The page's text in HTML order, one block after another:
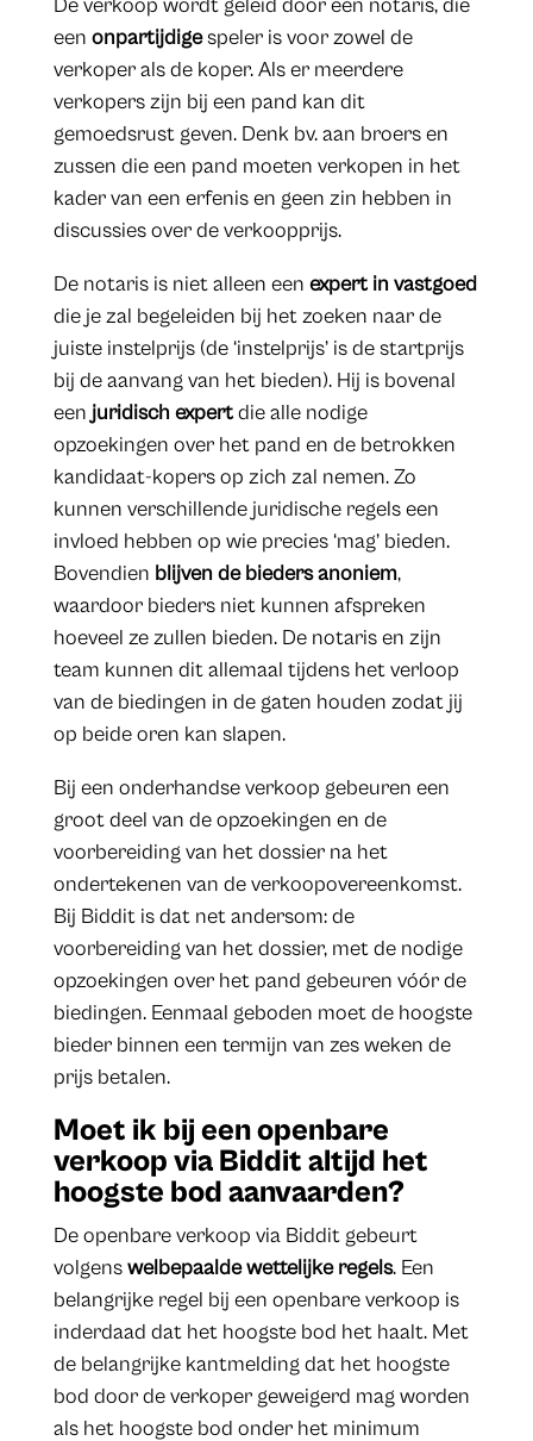
De verkoop wordt geleid door een notaris, die
een onpartijdigespeler is voor zowel de
verkoper als de koper. Als er meerdere
verkopers zijn bij een pand kan dit
gemoedsrust geven. Denk bv. aan broers en
zussen die een pand moeten verkopen in het
kader van een erfenis en geen zin hebben in
discussies over de verkoopprijs.
De notaris is niet alleen een expert in vastgoed
die je zal begeleiden bij het zoeken naar de
juiste instelprijs (de ‘instelprijs’ is de startprijs
bij de aanvang van het bieden). Hij is bovenal
eenjuridisch expertdie alle nodige
opzoekingen over het pand en de betrokken
kandidaat-kopers op zich zal nemen. Zo
kunnen verschillende juridische regels een
invloed hebben op wie precies ‘mag’ bieden.
Bovendien blijven de bieders anoniem,
waardoor bieders niet kunnen afspreken
hoeveel ze zullen bieden. De notaris en zijn
team kunnen dit allemaal tijdens het verloop
van de biedingen in de gaten houden zodat jij
op beide oren kan slapen.
Bij een onderhandse verkoop gebeuren een
groot deel van de opzoekingen en de
voorbereiding van het dossier na het
ondertekenen van de verkoopovereenkomst.
Bij Biddit is dat net andersom: de
voorbereiding van het dossier, met de nodige
opzoekingen over het pand gebeuren vóór de
biedingen. Eenmaal geboden moet de hoogste
bieder binnen een termijn van zes weken de
prijs betalen.
Moet ik bij een openbare
verkoop via Biddit altijd het
hoogste bod aanvaarden?
De openbare verkoop via Biddit gebeurt
volgenswelbepaalde wettelijke regels. Een
belangrijke regel bij een openbare verkoop is
inderdaad dat het hoogste bod het haalt. Met
de belangrijke kantmelding dat het hoogste
bod door de verkoper geweigerd mag worden
als het hoogste bod onder het minimum